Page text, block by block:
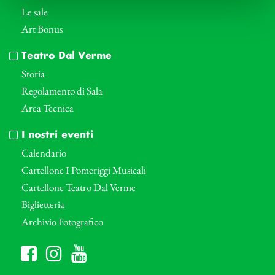
Le sale
Art Bonus
Teatro Dal Verme
Storia
Regolamento di Sala
Area Tecnica
I nostri eventi
Calendario
Cartellone I Pomeriggi Musicali
Cartellone Teatro Dal Verme
Biglietteria
Archivio Fotografico